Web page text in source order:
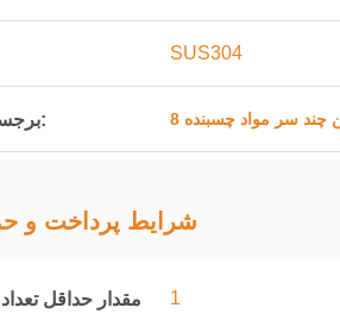
SUS304
برجسته کردن: چند سر مواد چسبنده
شرایط پرداخت و
مقدار حداقل 1